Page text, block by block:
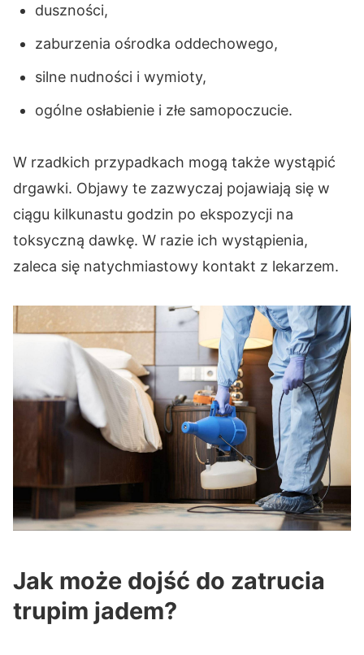
duszności,
zaburzenia ośrodka oddechowego,
silne nudności i wymioty,
ogólne osłabienie i złe samopoczucie.
W rzadkich przypadkach mogą także wystąpić
drgawki. Objawy te zazwyczaj pojawiają się w
ciągu kilkunastu godzin po ekspozycji na
toksyczną dawkę. W razie ich wystąpienia,
zaleca się natychmiastowy kontakt z lekarzem.
Jak może dojść do zatrucia
trupim jadem?